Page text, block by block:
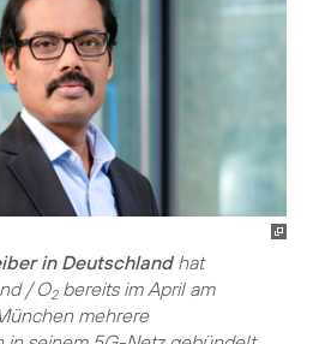
in Deutschlandhat
/ O2bereits im April am
mehrere